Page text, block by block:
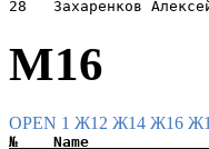
М16
OPEN 1 Ж12 Ж14 Ж16